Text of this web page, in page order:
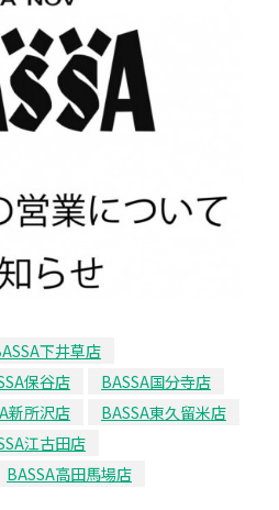
下井草店
保谷店
BASSA国分寺店
新所沢店
BASSA東久留米店
江古田店
BASSA高田馬場店